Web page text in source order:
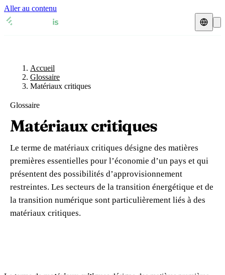
Aller au contenu
🇫🇷 France
🇬🇧 Royaume-Uni
🇧🇪 Belgique
🇮🇹 Italie
🇳🇴 Norvège
Luxembourg
Fiches TVA
🇫🇷 France
🇬🇧
🇨🇭 Suisse
🇧🇪
🇩🇪Allemagne
🇮🇹
🇳🇴 Norvège
Expert-comptable
Expert-comptable e-commerce
Expert-comptable Amazon
Ressources & Blog
Blog
Glossaire
Vérifier un n° TVA
Calculateur de TVA
Accueil
Glossaire
Matériaux critiques
Glossaire
Matériaux critiques
Le terme de matériaux critiques désigne des matières
premières essentielles pour l’économie d’un pays et qui
présentent des possibilités d’approvisionnement
restreintes. Les secteurs de la transition énergétique et de
la transition numérique sont particulièrement liés à des
matériaux critiques.